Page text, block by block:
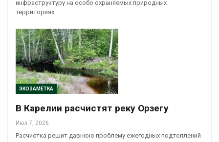
инфраструктуру на особо охраняемых природных
территориях
ЭКОЗАМЕТКА
В Карелии расчистят реку Орзегу
Июл 7, 2026
Расчистка решит давнюю проблему ежегодных подтоплений